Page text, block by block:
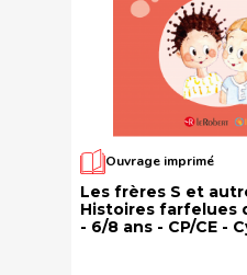
Ouvrage imprimé
Les frères S et
Histoires farfelues
- 6/8 ans - CP/CE -